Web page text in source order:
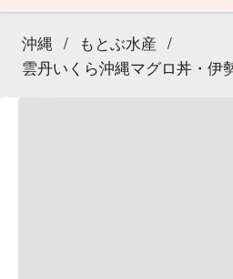
沖縄 / もとぶ水産 /
雲丹いくら沖縄マグロ丼・伊